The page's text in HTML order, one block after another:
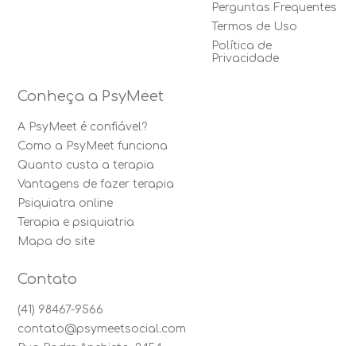
Perguntas Frequentes
Termos de Uso
Política de
Privacidade
Conheça a PsyMeet
A PsyMeet é confiável?
Como a PsyMeet funciona
Quanto custa a terapia
Vantagens de fazer terapia
Psiquiatra online
Terapia e psiquiatria
Mapa do site
Contato
(41) 98467-9566
contato@psymeetsocial.com